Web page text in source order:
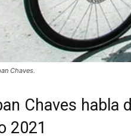
Chaves.
Chaves habla
2021